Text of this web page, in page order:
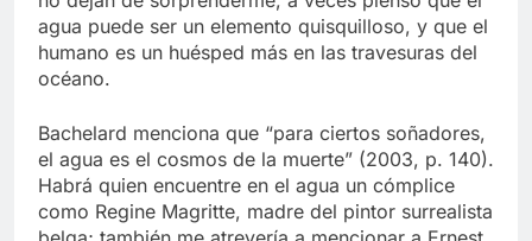
agua puede ser un elemento quisquilloso, y que el
humano es un huésped más en las travesuras del
océano.
Bachelard menciona que “para ciertos soñadores,
el agua es el cosmos de la muerte” (2003, p. 140).
Habrá quien encuentre en el agua un cómplice
como Regine Magritte, madre del pintor surrealista